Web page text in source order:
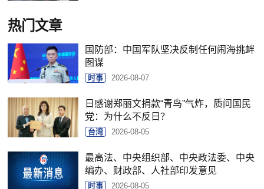
热门文章
国防部：中国军队坚决反制任何闹海挑衅
图谋
时事 2026-08-07
日感谢郑丽文捐款“青鸟”气炸，质问国民
党：为什么不反日？
台湾 2026-08-05
最高法、中央组织部、中央政法委、中央
编办、财政部、人社部印发意见
时事 2026-08-05